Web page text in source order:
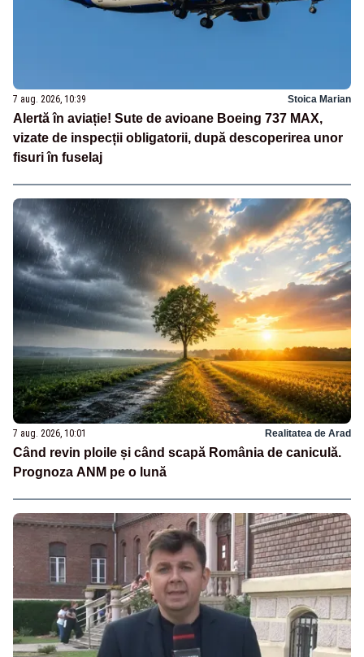
7 aug. 2026, 10:39 Stoica Marian
Alertă în aviație! Sute de avioane Boeing 737 MAX,
vizate de inspecții obligatorii, după descoperirea unor
fisuri în fuselaj
7 aug. 2026, 10:01 Realitatea de Arad
Când revin ploile și când scapă România de caniculă.
Prognoza ANM pe o lună